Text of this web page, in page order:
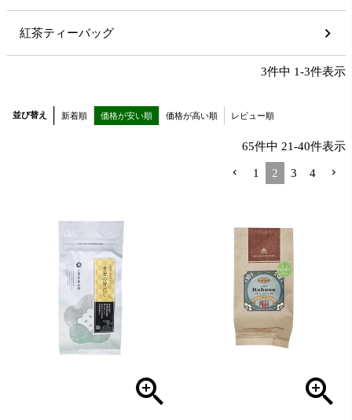
紅茶ティーバッグ
3件中 1-3件表示
並び替え 新着順 価格が安い順 価格が高い順 レビュー順
65件中 21-40件表示
1 2 3 4